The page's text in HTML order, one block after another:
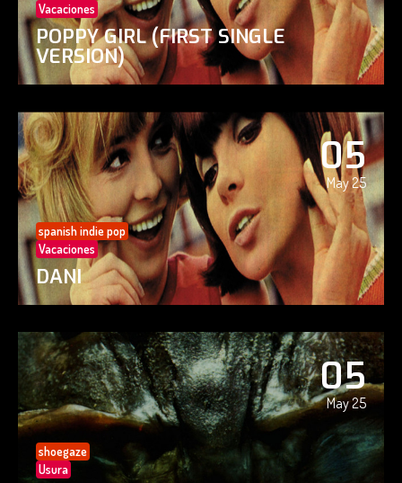
Vacaciones
POPPY GIRL (FIRST SINGLE
VERSION)
05
May 25
spanish indie pop
Vacaciones
DANI
05
May 25
shoegaze
Usura